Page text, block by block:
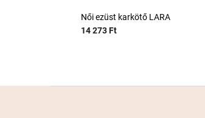
Női ezüst karkötő LARA
14 273 Ft